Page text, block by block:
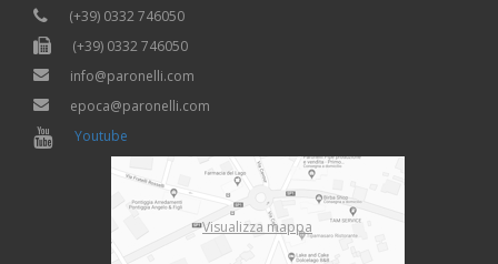
(+39) 0332 746050
(+39) 0332 746050
info@paronelli.com
epoca@paronelli.com
Youtube
Visualizza mappa